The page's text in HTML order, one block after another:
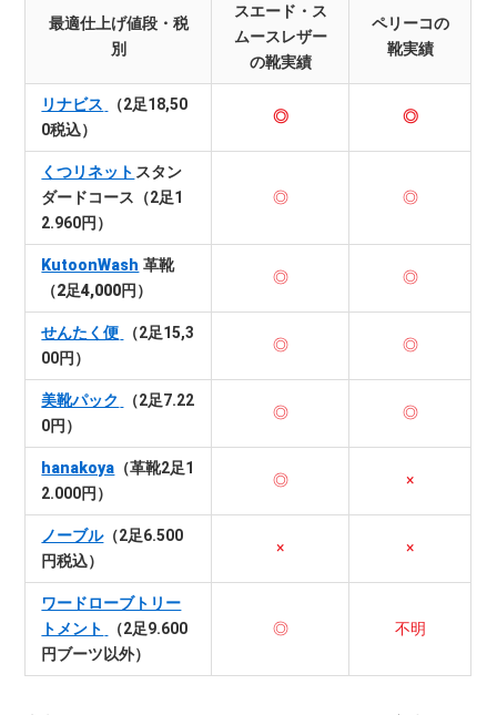
最適仕上げ値段・税
別
スエード・ス
ムースレザー
の靴実績
ペリーコの
靴実績
リナビス
（2足18,50
0税込）
◎ ◎
くつリネット スタン
ダードコース（2足1
2.960円）
◎ ◎
KutoonWash 革靴
（2足4,000円）
◎ ◎
せんたく便
（2足15,3
00円）
◎ ◎
美靴パック
（2足7.22
0円）
◎ ◎
hanakoya （革靴2足1
2.000円）
◎ ×
ノーブル（2足6.500
円税込）
× ×
ワードローブトリー
トメント
（2足9.600
円ブーツ以外）
◎ 不明